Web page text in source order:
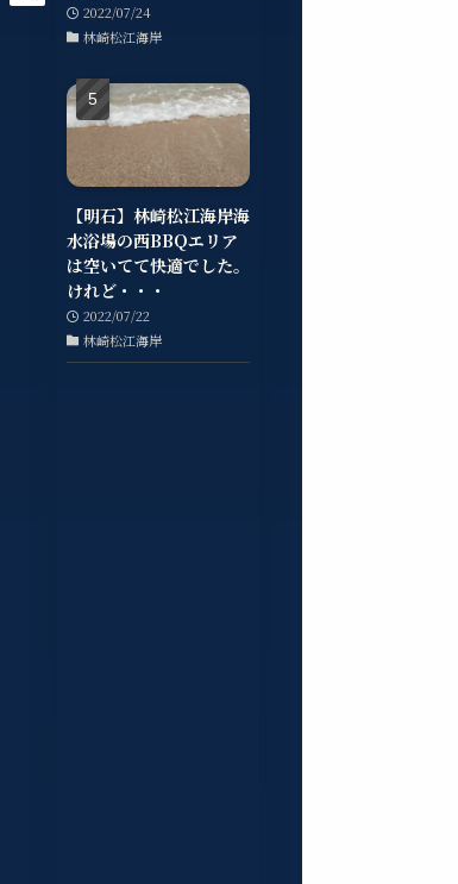
2022/07/24
林崎松江海岸
【明石】林崎松江海岸海
水浴場の西BBQエリア
は空いてて快適でした。
けれど・・・
2022/07/22
林崎松江海岸